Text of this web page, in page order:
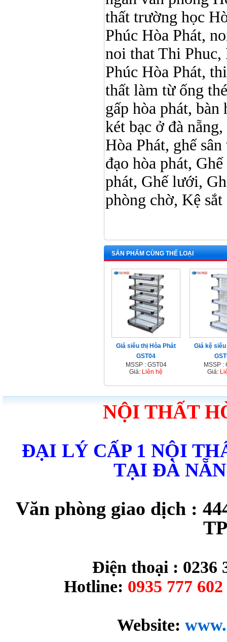
thất trường học
Phúc Hòa Phát,
noi that Thi
Phúc Hòa Phát,
thất làm từ ống
gấp hòa phát, bàn
két bạc ở đà
Hòa Phát, ghế
đạo hòa phát,
phát, Ghế lưới,
phòng chờ, Kệ sắt
SẢN PHẨM CÙNG THỂ LOẠI
Giá siêu thị Hòa Phát
GST04
MSSP : GST04
Giá: Liên hệ
Giá kệ
MSSP :
Giá:
NỘI THẤT
ĐẠI LÝ CẤP 1 NỘI
TẠI ĐÀ
Văn phòng giao dịch :
Điện thoại : 0236
Hotline: 0935 777
Website: